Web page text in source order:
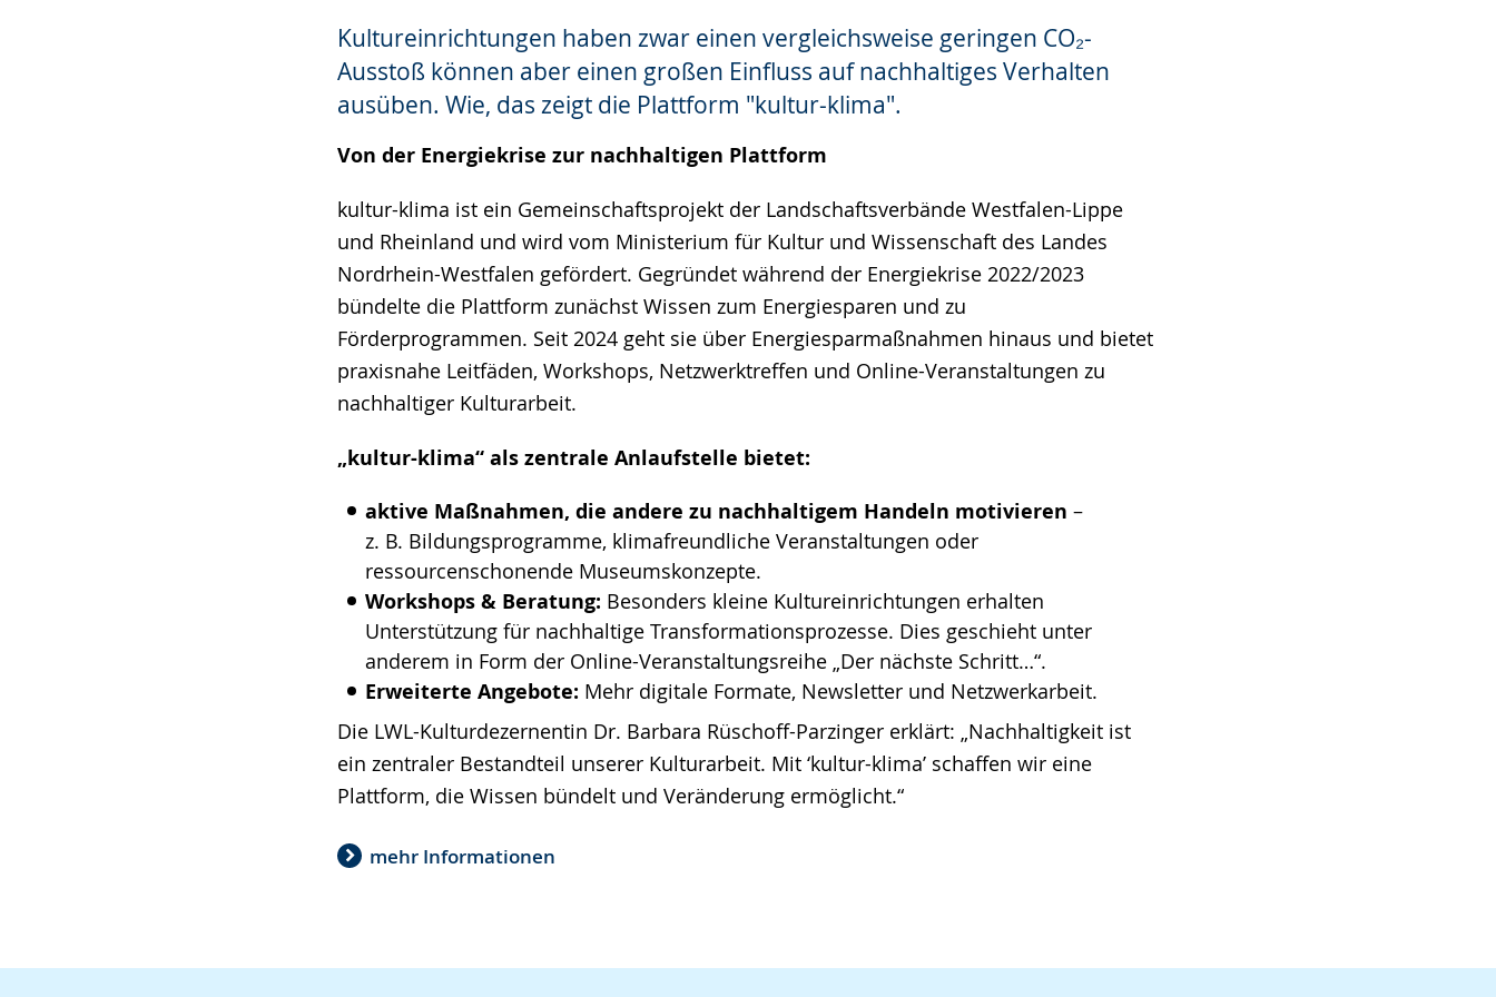
Kultureinrichtungen haben zwar einen vergleichsweise geringen CO₂-
Ausstoß können aber einen großen Einfluss auf nachhaltiges Verhalten
ausüben. Wie, das zeigt die Plattform "kultur-klima".
Von der Energiekrise zur nachhaltigen Plattform
kultur-klima ist ein Gemeinschaftsprojekt der Landschaftsverbände Westfalen-Lippe
und Rheinland und wird vom Ministerium für Kultur und Wissenschaft des Landes
Nordrhein-Westfalen gefördert. Gegründet während der Energiekrise 2022/2023
bündelte die Plattform zunächst Wissen zum Energiesparen und zu
Förderprogrammen. Seit 2024 geht sie über Energiesparmaßnahmen hinaus und bietet
praxisnahe Leitfäden, Workshops, Netzwerktreffen und Online-Veranstaltungen zu
nachhaltiger Kulturarbeit.
„kultur-klima“ als zentrale Anlaufstelle bietet:
aktive Maßnahmen, die andere zu nachhaltigem Handeln motivieren –
z. B. Bildungsprogramme, klimafreundliche Veranstaltungen oder
ressourcenschonende Museumskonzepte.
Workshops & Beratung: Besonders kleine Kultureinrichtungen erhalten
Unterstützung für nachhaltige Transformationsprozesse. Dies geschieht unter
anderem in Form der Online-Veranstaltungsreihe „Der nächste Schritt…“.
Erweiterte Angebote: Mehr digitale Formate, Newsletter und Netzwerkarbeit.
Die LWL-Kulturdezernentin Dr. Barbara Rüschoff-Parzinger erklärt: „Nachhaltigkeit ist
ein zentraler Bestandteil unserer Kulturarbeit. Mit ‘kultur-klima’ schaffen wir eine
Plattform, die Wissen bündelt und Veränderung ermöglicht.“
mehr Informationen
wechseln.
Deutscher
Gebärdensprache
wird